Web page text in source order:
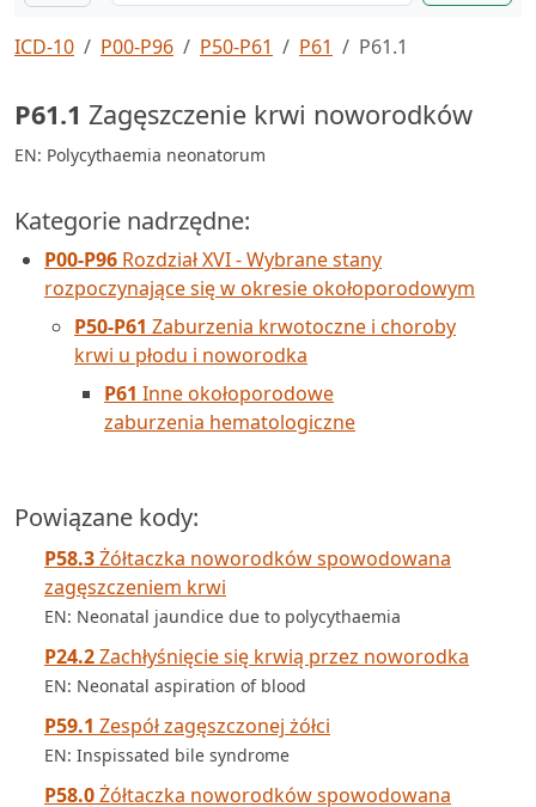
ICD-10 P00-P96 P50-P61 P61 P61.1
P61.1 Zagęszczenie krwi noworodków
EN: Polycythaemia neonatorum
Kategorie nadrzędne:
P00-P96 Rozdział XVI - Wybrane stany
rozpoczynające się w okresie okołoporodowym
P50-P61 Zaburzenia krwotoczne i choroby
krwi u płodu i noworodka
P61 Inne okołoporodowe
zaburzenia hematologiczne
Powiązane kody:
P58.3Żółtaczka noworodków spowodowana
zagęszczeniem krwi
EN: Neonatal jaundice due to polycythaemia
P24.2Zachłyśnięcie się krwią przez noworodka
EN: Neonatal aspiration of blood
P59.1 Zespół zagęszczonej żółci
EN: Inspissated bile syndrome
P58.0Żółtaczka noworodków spowodowana